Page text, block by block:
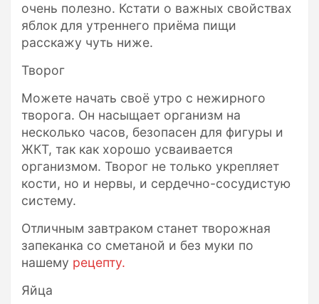
очень полезно. Кстати о важных свойствах
яблок для утреннего приёма пищи
расскажу чуть ниже.
Творог
Можете начать своё утро с нежирного
творога. Он насыщает организм на
несколько часов, безопасен для фигуры и
ЖКТ, так как хорошо усваивается
организмом. Творог не только укрепляет
кости, но и нервы, и сердечно-сосудистую
систему.
Отличным завтраком станет творожная
запеканка со сметаной и без муки по
нашему рецепту.
Яйца